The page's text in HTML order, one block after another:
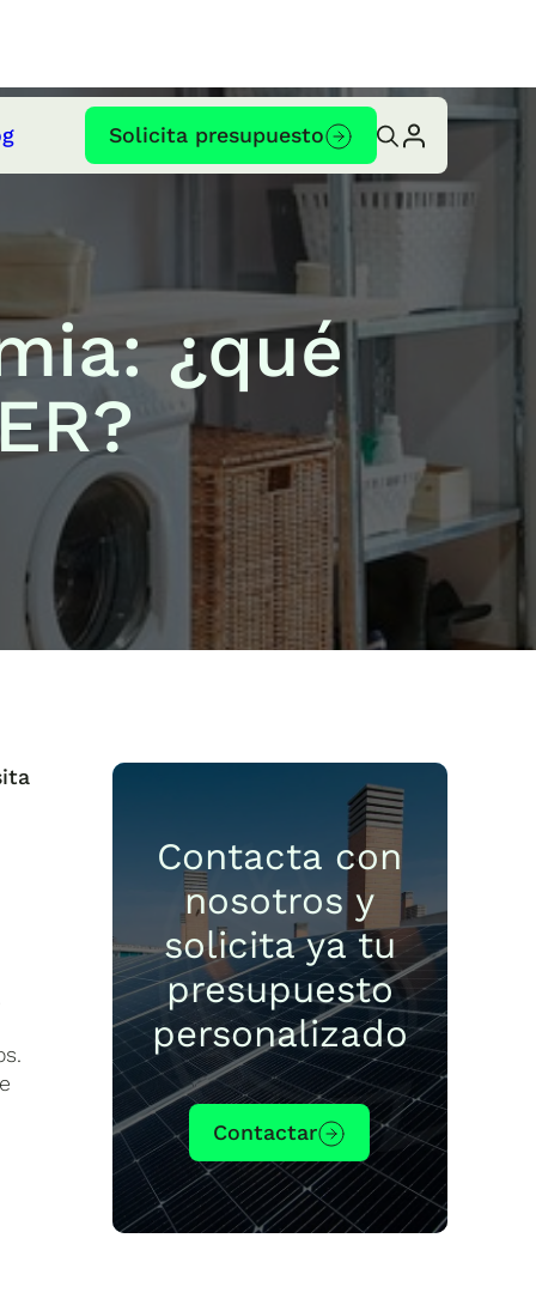
Solicita presupuesto
¿qué
Contacta con
nosotros y
solicita ya tu
presupuesto
personalizado
Contactar